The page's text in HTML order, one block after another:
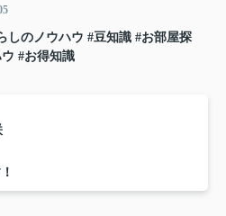
しのノウハウ #豆知識 #お部屋探
#お得知識